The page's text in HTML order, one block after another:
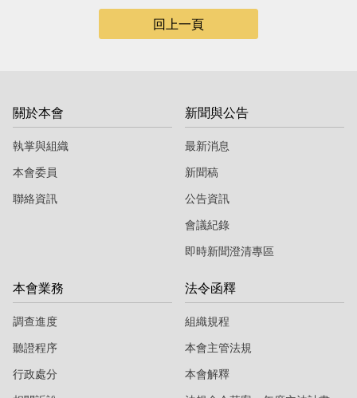
回上一頁
關於本會
執掌與組織
本會委員
聯絡資訊
新聞與公告
最新消息
新聞稿
公告資訊
會議紀錄
即時新聞澄清專區
本會業務
調查進度
聽證程序
行政處分
法令函釋
組織規程
本會主管法規
本會解釋